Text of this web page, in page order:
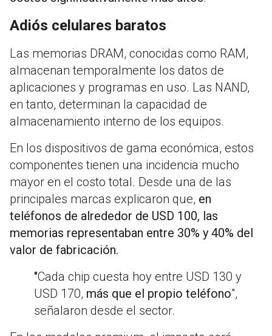
Adiós celulares baratos
Las memorias DRAM, conocidas como RAM,
almacenan temporalmente los datos de
aplicaciones y programas en uso. Las NAND,
en tanto, determinan la capacidad de
almacenamiento interno de los equipos.
En los dispositivos de gama económica, estos
componentes tienen una incidencia mucho
mayor en el costo total. Desde una de las
principales marcas explicaron que, en
teléfonos de alrededor de USD 100, las
memorias representaban entre 30% y 40% del
valor de fabricación.
"Cada chip cuesta hoy entre USD 130 y
USD 170, más que el propio teléfono",
señalaron desde el sector.